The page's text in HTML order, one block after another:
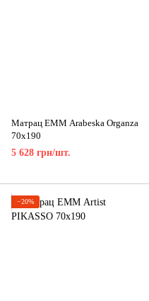
Матрац ЕММ Arabeska Organza
70x190
5 628 грн/шт.
−20%